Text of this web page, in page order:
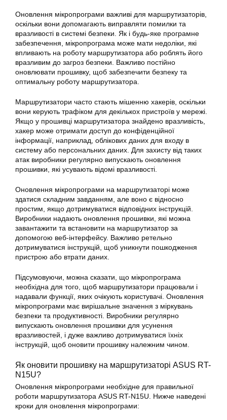
Оновлення мікропрограми важливі для маршрутизаторів,
оскільки вони допомагають виправляти помилки та
вразливості в системі безпеки. Як і будь-яке програмне
забезпечення, мікропрограма може мати недоліки, які
впливають на роботу маршрутизатора або роблять його
вразливим до загроз безпеки. Важливо постійно
оновлювати прошивку, щоб забезпечити безпеку та
оптимальну роботу маршрутизатора.
Маршрутизатори часто стають мішенню хакерів, оскільки
вони керують трафіком для декількох пристроїв у мережі.
Якщо у прошивці маршрутизатора знайдено вразливість,
хакер може отримати доступ до конфіденційної
інформації, наприклад, облікових даних для входу в
систему або персональних даних. Для захисту від таких
атак виробники регулярно випускають оновлення
прошивки, які усувають відомі вразливості.
Оновлення мікропрограми на маршрутизаторі може
здатися складним завданням, але воно є відносно
простим, якщо дотримуватися відповідних інструкцій.
Виробники надають оновлення прошивки, які можна
завантажити та встановити на маршрутизатор за
допомогою веб-інтерфейсу. Важливо ретельно
дотримуватися інструкцій, щоб уникнути пошкодження
пристрою або втрати даних.
Підсумовуючи, можна сказати, що мікропрограма
необхідна для того, щоб маршрутизатори працювали і
надавали функції, яких очікують користувачі. Оновлення
мікропрограми має вирішальне значення з міркувань
безпеки та продуктивності. Виробники регулярно
випускають оновлення прошивки для усунення
вразливостей, і дуже важливо дотримуватися їхніх
інструкцій, щоб оновити прошивку належним чином.
Як оновити прошивку на маршрутизаторі ASUS RT-
N15U?
Оновлення мікропрограми необхідне для правильної
роботи маршрутизатора ASUS RT-N15U. Нижче наведені
кроки для оновлення мікропрограми: